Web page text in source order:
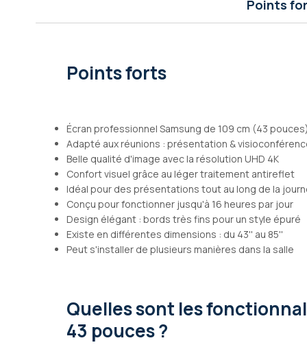
d’images
Points
Points forts
Écran professionnel Samsung de 109 cm (43
Adapté aux réunions : présentation &
Belle qualité d'image avec la résolution UHD 4K
Confort visuel grâce au léger traitement antireflet
Idéal pour des présentations tout au long de la
Conçu pour fonctionner jusqu'à 16 heures par jour
Design élégant : bords très fins pour un style épuré
Existe en différentes dimensions : du 43'' au 85''
Peut s'installer de plusieurs manières dans la salle
Quelles sont les
43 pouces ?